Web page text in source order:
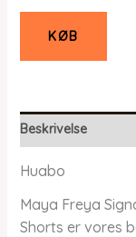
KØB
Beskrivelse
Huabo
Maya Freya
Shorts er vores